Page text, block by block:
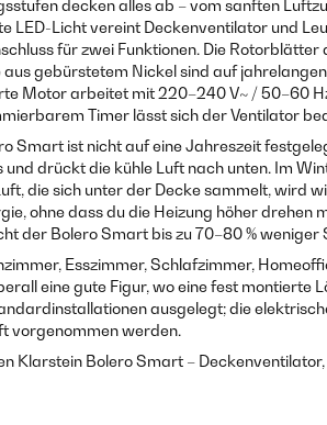
decken alles ab – vom sanften
LED-Licht vereint Deckenventilator und
für zwei Funktionen. Die
aus gebürstetem Nickel sind auf
Motor arbeitet mit 220–240 V~ / 50–60
Timer lässt sich der Ventilator
Smart ist nicht auf eine Jahreszeit
drückt die kühle Luft nach unten. Im
die sich unter der Decke sammelt, wird
ohne dass du die Heizung höher drehen
der Bolero Smart bis zu 70–80 %
Esszimmer, Schlafzimmer,
eine gute Figur, wo eine fest montierte
ausgelegt; die
vorgenommen werden.
Klarstein Bolero Smart –